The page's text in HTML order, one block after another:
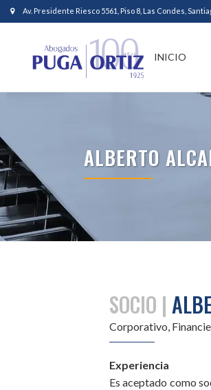
Av. Presidente Riesco 5561, Piso 8, Las Condes,
INICIO
ALBERTO
SOCIO |
Corporativo,
Experiencia
Es aceptado como